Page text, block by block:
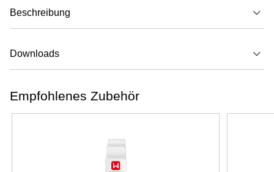
Beschreibung
Downloads
Empfohlenes Zubehör